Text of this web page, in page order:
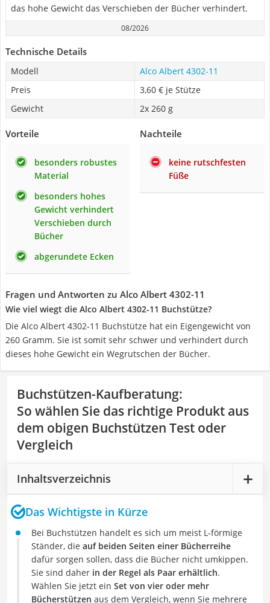
das hohe Gewicht das Verschieben der Bücher verhindert.
08/2026
Technische Details
Modell
Alco Albert 4302-11
Preis
3,60 € je Stütze
Gewicht
2x 260 g
Vorteile
besonders robustes
Material
besonders hohes
Gewicht verhindert
Verschieben durch
Bücher
abgerundete Ecken
Nachteile
keine rutschfesten
Füße
Fragen und Antworten zu Alco Albert 4302-11
Wie viel wiegt die Alco Albert 4302-11 Buchstütze?
Die Alco Albert 4302-11 Buchstütze hat ein Eigengewicht von
260 Gramm. Sie ist somit sehr schwer und verhindert durch
dieses hohe Gewicht ein Wegrutschen der Bücher.
Buchstützen-Kaufberatung:
So wählen Sie das richtige Produkt aus
dem obigen Buchstützen Test oder
Vergleich
Inhaltsverzeichnis
Das Wichtigste in Kürze
Bei Buchstützen handelt es sich um meist L-förmige
Ständer, die auf beiden Seiten einer Bücherreihe
dafür sorgen sollen, dass die Bücher nicht umkippen.
Sie sind daher in der Regel als Paar erhältlich.
Wählen Sie jetzt ein Set von vier oder mehr
Bücherstützen aus dem Vergleich, wenn Sie mehrere